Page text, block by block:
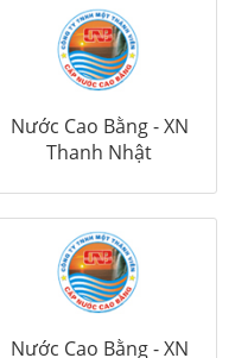
Nước Cao Bằng - XN
Thanh Nhật
Nước Cao Bằng - XN